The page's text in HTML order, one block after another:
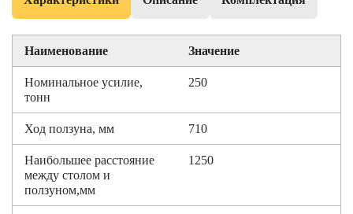
Наименование Значение
Номинальное усилие,
тонн
250
Ход ползуна, мм 710
Наибольшее расстояние
между столом и
ползуном,мм
1250